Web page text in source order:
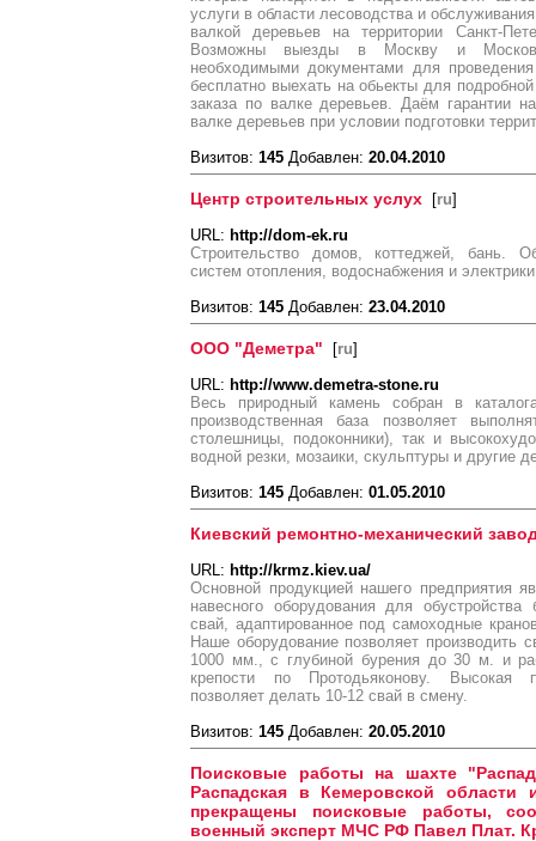
услуги в области лесоводства и
валкой деревьев на территории Санкт-
Возможны выезды в Москву и
необходимыми документами для
бесплатно выехать на обьекты для
заказа по валке деревьев. Даём гарантии
валке деревьев при условии подготовки
Визитов: 145 Добавлен: 20.04.2010
Центр строительных услух [ru]
URL: http://dom-ek.ru
Строительство домов, коттеджей, бань.
систем отопления, водоснабжения и
Визитов: 145 Добавлен: 23.04.2010
ООО "Деметра" [ru]
URL: http://www.demetra-stone.ru
Весь природный камень собран в
производственная база позволяет
столешницы, подоконники), так и
водной резки, мозаики, скульптуры и другие
Визитов: 145 Добавлен: 01.05.2010
Киевский ремонтно-механический
URL: http://krmz.kiev.ua/
Основной продукцией нашего предприятия
навесного оборудования для
свай, адаптированное под самоходные
Наше оборудование позволяет
1000 мм., с глубиной бурения до 30 м. и
крепости по Протодьяконову. Высокая
позволяет делать 10-12 свай в смену.
Визитов: 145 Добавлен: 20.05.2010
Поисковые работы на шахте
Распадская в Кемеровской области
прекращены поисковые работы,
военный эксперт МЧС РФ Павел Плат.